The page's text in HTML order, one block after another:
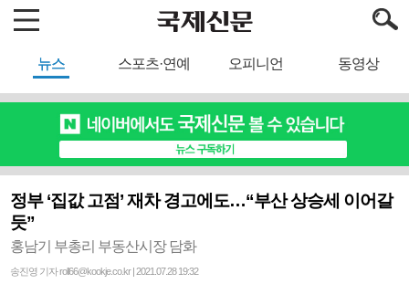
뉴스 스포츠·연예 오피니언 동영상
정부 ‘집값 고점’ 재차 경고에도…“부산 상승세 이어갈
듯”
홍남기 부총리 부동산시장 담화
송진영 기자 roll66@kookje.co.kr | 2021.07.28 19:32